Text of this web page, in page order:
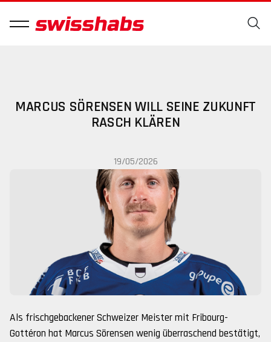
MARCUS SÖRENSEN WILL SEINE ZUKUNFT
RASCH KLÄREN
19/05/2026
Als frischgebackener Schweizer Meister mit Fribourg-
Gottéron hat Marcus Sörensen wenig überraschend bestätigt,